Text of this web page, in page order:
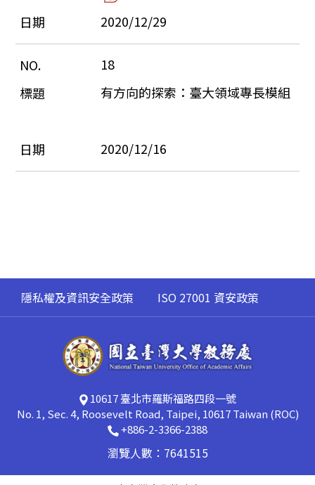
2020/12/29
18
有方向的探索：臺大領域專長模組
2020/12/16
隱私權及資訊安全政策 ISO 27001 資安政策
10617 臺北市羅斯福路四段一號
No. 1, Sec. 4, Roosevelt Road, Taipei, 10617 Taiwan (ROC)
+886-2-3366-2388
瀏覽人數：7641515